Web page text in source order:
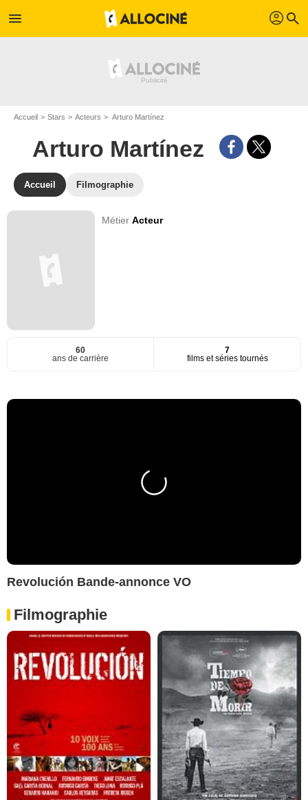
menu profil search
Accueil Stars Acteurs Arturo Martínez
Arturo Martínez
Accueil Filmographie
MétierActeur
60
ans de carrière
7
films et séries tournés
Revolución Bande-annonce VO
Filmographie